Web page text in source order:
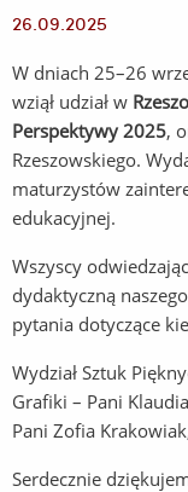
26.09.2025
W dniach 25–26
wziął udział w
Perspektywy 2025,
Rzeszowskiego.
maturzystów
edukacyjnej.
Wszyscy
dydaktyczną
pytania dotyczące
Wydział Sztuk
Grafiki – Pani
Pani Zofia
Serdecznie